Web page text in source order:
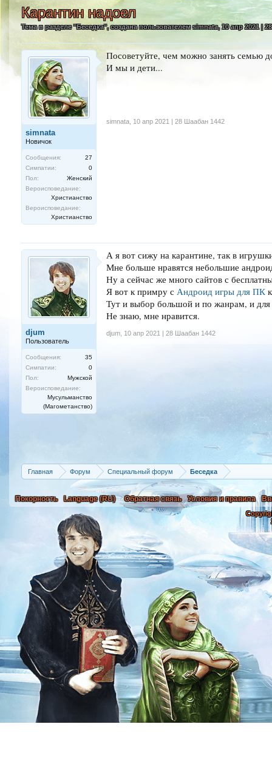
Карантин надоел
Тема в разделе "Беседка", создана пользователемsimnata,10 апр 2021 |
simnata
Новичок
Сообщения:
27
Симпатии:
0
Пол:
Женский
Вероисповедание:
Христианство
Вероисповедание:
Христианство
Посоветуйте, чем можно занять семью
И мы и дети...
simnata 10 апр 2021 | 28 Шаабан 1442
djum
Пользователь
Сообщения:
35
Симпатии:
0
Пол:
Мужской
Вероисповедание:
Мусульманство
(Магометанство)
А я вот сижу на карантине, так в
Мне больше нравятся небольшие
Ну а сейчас же много сайтов с
Я вот к примру с Андроид игры для ПК
Тут и выбор большой и по жанрам, и
Не знаю, мне нравится.
djum 10 апр 2021 | 28 Шаабан 1442
Главная Форум Специальный форум Беседка
Покорность Language (RU) Обратная связь Условия и правила